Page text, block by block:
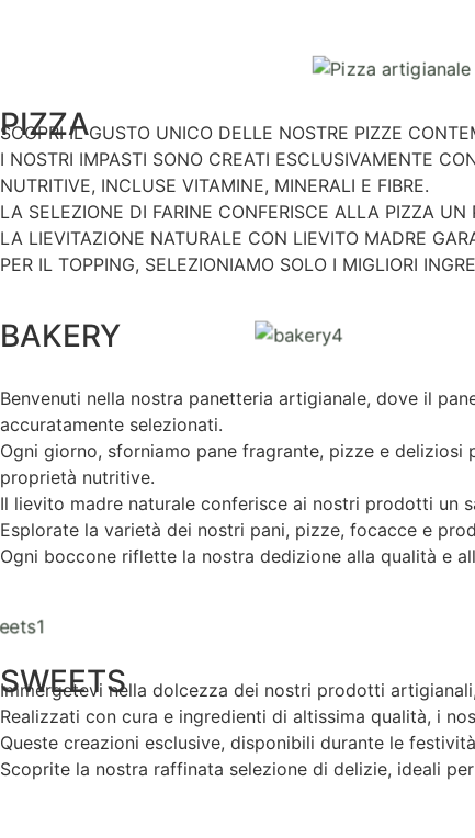
PIZZA
SCOPRI IL GUSTO UNICO DELLE NOSTRE PIZZE
I NOSTRI IMPASTI SONO CREATI ESCLUSIVAMENTE
NUTRITIVE, INCLUSE VITAMINE, MINERALI E FIBRE.
LA SELEZIONE DI FARINE CONFERISCE ALLA PIZZA UN
LA LIEVITAZIONE NATURALE CON LIEVITO MADRE
PER IL TOPPING, SELEZIONIAMO SOLO I MIGLIORI
BAKERY
Benvenuti nella nostra panetteria artigianale, dove il
accuratamente selezionati.
Ogni giorno, sforniamo pane fragrante, pizze e
proprietà nutritive.
Il lievito madre naturale conferisce ai nostri prodotti un
Esplorate la varietà dei nostri pani, pizze, focacce e
Ogni boccone riflette la nostra dedizione alla qualità e
SWEETS
Immergetevi nella dolcezza dei nostri prodotti
Realizzati con cura e ingredienti di altissima qualità, i
Queste creazioni esclusive, disponibili durante le
Scoprite la nostra raffinata selezione di delizie, ideali